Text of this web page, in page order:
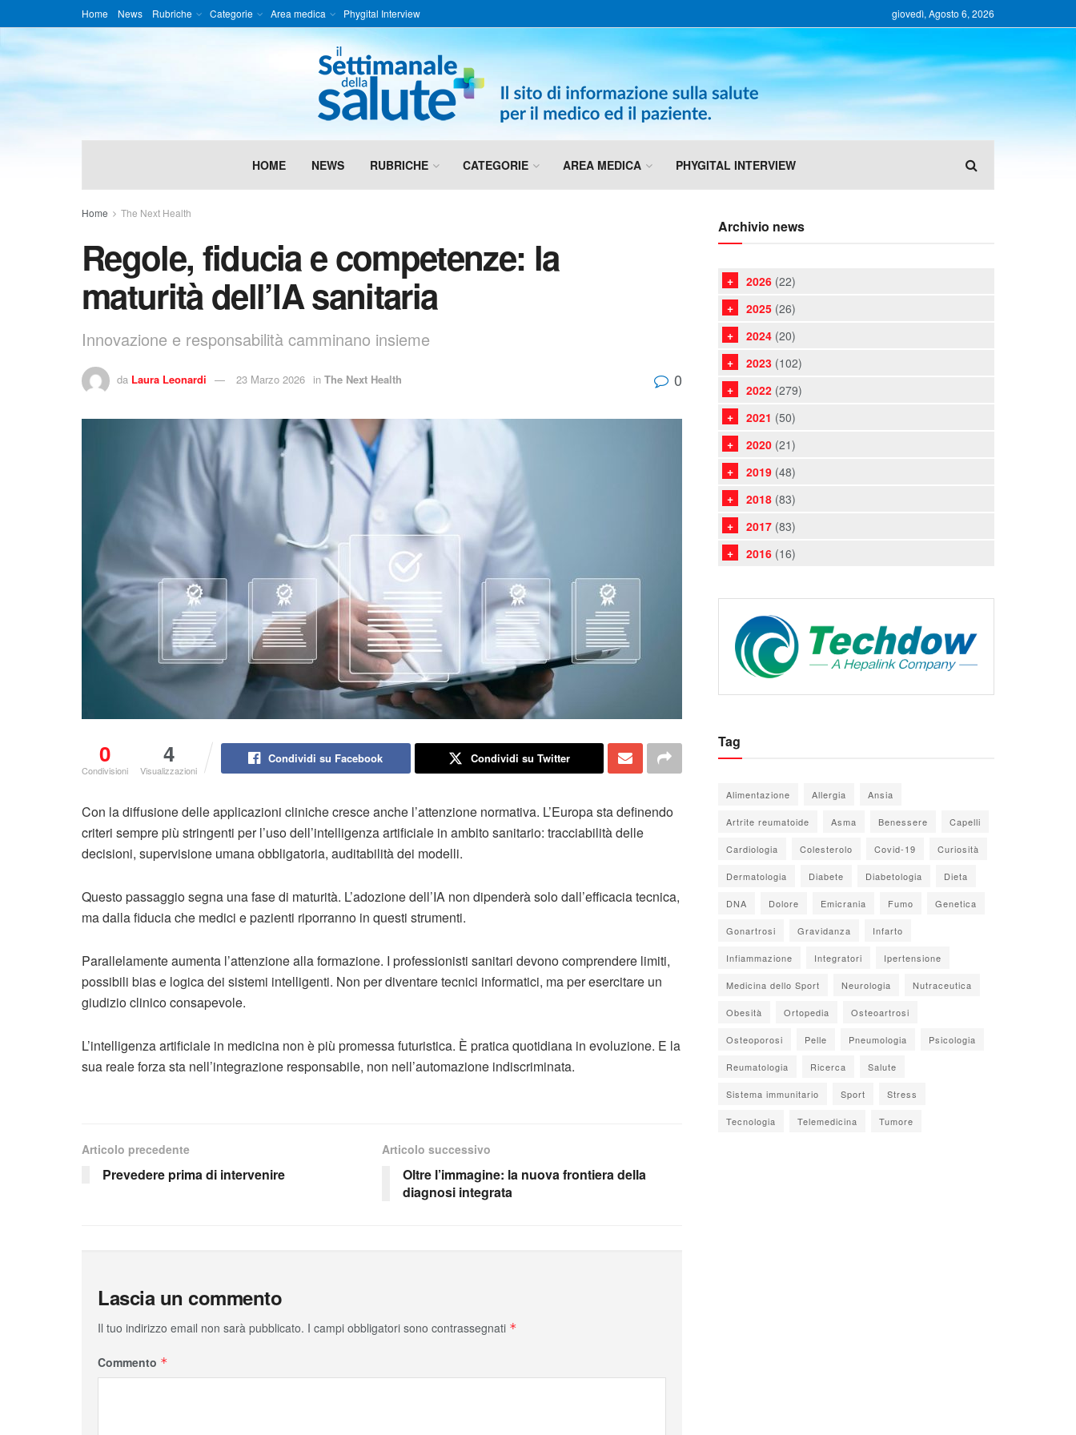
Home News Rubriche Categorie Area medica Phygital Interview giovedì, Agosto 6, 2026
HOME NEWS RUBRICHE CATEGORIE AREA MEDICA PHYGITAL INTERVIEW
Home The Next Health
Regole, fiducia e competenze: la
maturità dell’IA sanitaria
Innovazione e responsabilità camminano insieme
da Laura Leonardi 23 Marzo 2026 in The Next Health 0
0
Condivisioni
4
Visualizzazioni
Condividi su Facebook Condividi su Twitter
Con la diffusione delle applicazioni cliniche cresce anche l’attenzione normativa. L’Europa sta definendo
criteri sempre più stringenti per l’uso dell’intelligenza artificiale in ambito sanitario: tracciabilità delle
decisioni, supervisione umana obbligatoria, auditabilità dei modelli.
Questo passaggio segna una fase di maturità. L’adozione dell’IA non dipenderà solo dall’efficacia tecnica,
ma dalla fiducia che medici e pazienti riporranno in questi strumenti.
Parallelamente aumenta l’attenzione alla formazione. I professionisti sanitari devono comprendere limiti,
possibili bias e logica dei sistemi intelligenti. Non per diventare tecnici informatici, ma per esercitare un
giudizio clinico consapevole.
L’intelligenza artificiale in medicina non è più promessa futuristica. È pratica quotidiana in evoluzione. E la
sua reale forza sta nell’integrazione responsabile, non nell’automazione indiscriminata.
Articolo precedente
Prevedere prima di intervenire
Articolo successivo
Oltre l’immagine: la nuova frontiera della
diagnosi integrata
Lascia un commento
Il tuo indirizzo email non sarà pubblicato. I campi obbligatori sono contrassegnati *
Commento *
Archivio news
2026 (22)
2025 (26)
2024 (20)
2023 (102)
2022 (279)
2021 (50)
2020 (21)
2019 (48)
2018 (83)
2017 (83)
2016 (16)
Tag
Alimentazione Allergia Ansia
Artrite reumatoide Asma Benessere Capelli
Cardiologia Colesterolo Covid-19 Curiosità
Dermatologia Diabete Diabetologia Dieta
DNA Dolore Emicrania Fumo Genetica
Gonartrosi Gravidanza Infarto
Infiammazione Integratori Ipertensione
Medicina dello Sport Neurologia Nutraceutica
Obesità Ortopedia Osteoartrosi
Osteoporosi Pelle Pneumologia Psicologia
Reumatologia Ricerca Salute
Sistema immunitario Sport Stress
Tecnologia Telemedicina Tumore